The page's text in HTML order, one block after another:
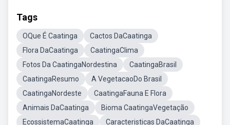
Tags
OQue É Caatinga
Cactos DaCaatinga
Flora DaCaatinga
CaatingaClima
Fotos Da CaatingaNordestina
CaatingaBrasil
CaatingaResumo
A VegetacaoDo Brasil
CaatingaNordeste
CaatingaFauna E Flora
Animais DaCaatinga
Bioma CaatingaVegetação
EcossistemaCaatinga
Caracteristicas DaCaatinga